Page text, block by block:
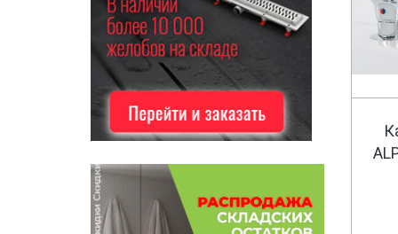
Timo
Фэма